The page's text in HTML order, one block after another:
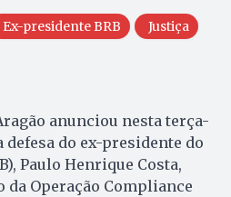
Ex-presidente BRB
Justiça
anunciou nesta terça-
defesa do ex-presidente do
Paulo Henrique Costa,
Operação Compliance